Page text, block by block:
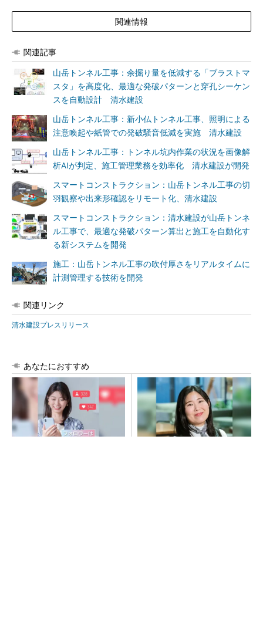
関連情報
関連記事
山岳トンネル工事：余掘り量を低減する「ブラストマ
スタ」を高度化、最適な発破パターンと穿孔シーケン
スを自動設計 清水建設
山岳トンネル工事：新小仏トンネル工事、照明による
注意喚起や紙管での発破騒音低減を実施 清水建設
山岳トンネル工事：トンネル坑内作業の状況を画像解
析AIが判定、施工管理業務を効率化 清水建設が開発
スマートコンストラクション：山岳トンネル工事の切
羽観察や出来形確認をリモート化、清水建設
スマートコンストラクション：清水建設が山岳トンネ
ル工事で、最適な発破パターン算出と施工を自動化す
る新システムを開発
施工：山岳トンネル工事の吹付厚さをリアルタイムに
計測管理する技術を開発
関連リンク
清水建設プレスリリース
あなたにおすすめ